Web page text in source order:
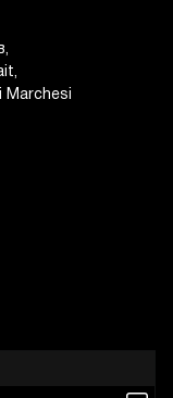
Marchesi